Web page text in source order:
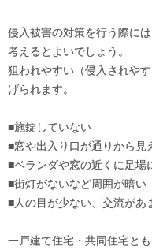
侵入被害の対策を行う際に
考えるとよいでしょう。
狙われやすい（侵入されや
げられます。
■施錠していない
■窓や出入り口が通りから見
■ベランダや窓の近くに足場
■街灯がないなど周囲が暗い
■人の目が少ない、交流があ
一戸建て住宅・共同住宅と